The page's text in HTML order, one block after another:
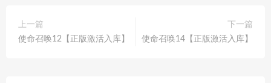
上一篇
使命召唤12【正版激活入库】
下一篇
使命召唤14【正版激活入库】